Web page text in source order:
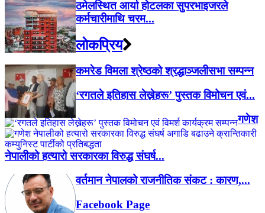
ठमेलस्थित आर्या होटलका सुपरभाइजरले
कर्मचारीमाथि चरम...
लाेकप्रिय
कमरेड विमला श्रेष्ठको श्रद्धाञ्जलीसभा सम्पन्न
‘रगतले इतिहास लेख्नेहरू’ पुस्तक विमोचन एवं...
गणेश
नेपालीको हत्यारो सरकारका विरुद्ध संघर्ष...
वर्तमान नेपालको राजनीतिक संकट : कारण,...
Facebook Page